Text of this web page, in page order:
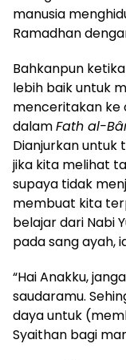
manusia
Ramadhan
Bahkanpun
lebih baik untuk
menceritakan ke
dalamFath al-
Dianjurkan untuk
jika kita melihat
supaya tidak
membuat kita
belajar dari Nabi
pada sang ayah,
“Hai Anakku,
saudaramu.
daya untuk
Syaithan bagi